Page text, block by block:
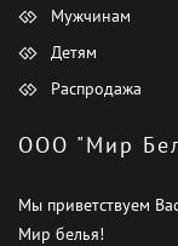
Мужчинам
Детям
Распродажа
ООО "Мир
Мы приветствуем
Мир белья!